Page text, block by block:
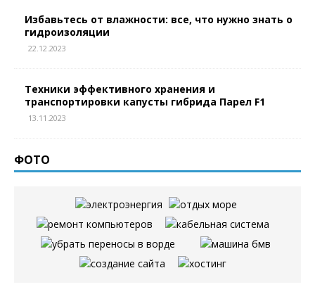
Избавьтесь от влажности: все, что нужно знать о
гидроизоляции
22.12.2023
Техники эффективного хранения и
транспортировки капусты гибрида Парел F1
13.11.2023
ФОТО